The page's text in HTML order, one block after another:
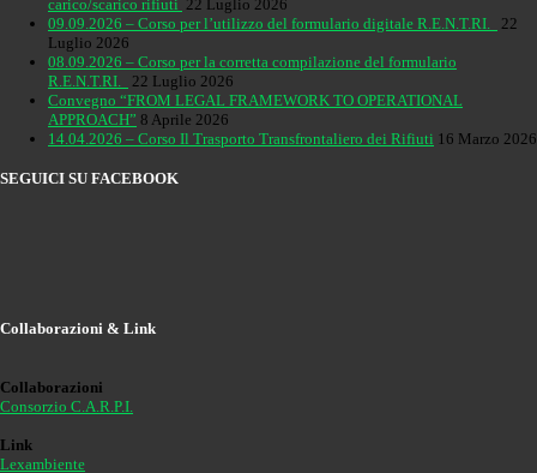
carico/scarico rifiuti 22 Luglio 2026
09.09.2026 – Corso per l’utilizzo del formulario digitale R.E.N.T.RI.
22
Luglio 2026
08.09.2026 – Corso per la corretta compilazione del formulario
R.E.N.T.RI.
22 Luglio 2026
Convegno “FROM LEGAL FRAMEWORK TO OPERATIONAL
APPROACH” 8 Aprile 2026
14.04.2026 – Corso Il Trasporto Transfrontaliero dei Rifiuti 16 Marzo 2026
SEGUICI SU FACEBOOK
Collaborazioni & Link
Collaborazioni
Consorzio C.A.R.P.I.
Link
Lexambiente